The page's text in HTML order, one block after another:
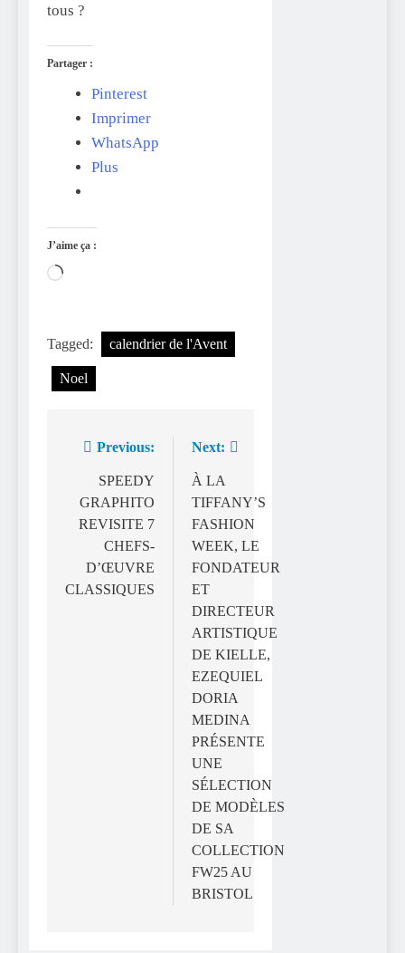
tous ?
Partager :
Pinterest
Imprimer
WhatsApp
Plus
J’aime ça :
Chargement…
Tagged: calendrier de l'Avent
Noel
Navigation
l’article
Previous:
SPEEDY
GRAPHITO
REVISITE 7
CHEFS-
D’ŒUVRE
CLASSIQUES
Next:
À LA
TIFFANY’S
FASHION
WEEK, LE
FONDATEUR
ET
DIRECTEUR
ARTISTIQUE
DE KIELLE,
EZEQUIEL
DORIA
MEDINA
PRÉSENTE
UNE
SÉLECTION
DE MODÈLES
DE SA
COLLECTION
FW25 AU
BRISTOL